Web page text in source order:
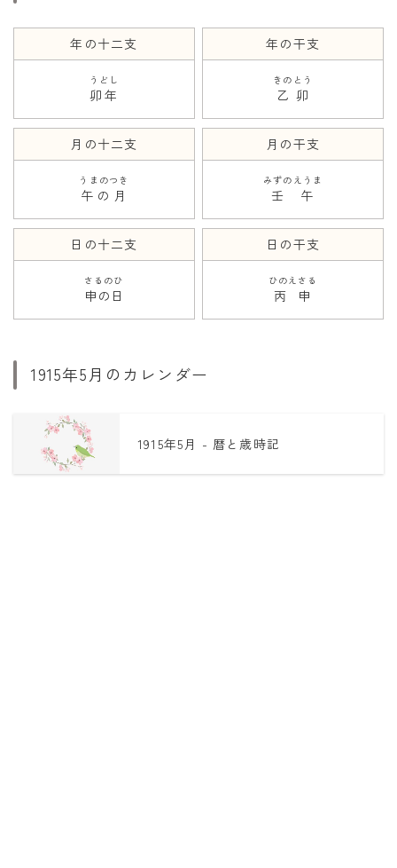
年の十二支
卯年
うどし
年の干支
乙卯
きのとう
月の十二支
午の月
うまのつき
月の干支
壬午
みずのえうま
日の十二支
申の日
さるのひ
日の干支
丙申
ひのえさる
1915年5月のカレンダー
1915年5月 - 暦と歳時記